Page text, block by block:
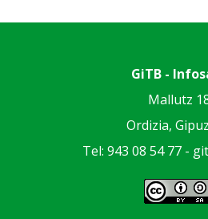
GiTB -
Mallutz
Ordizia,
Tel: 943 08 54 77 -